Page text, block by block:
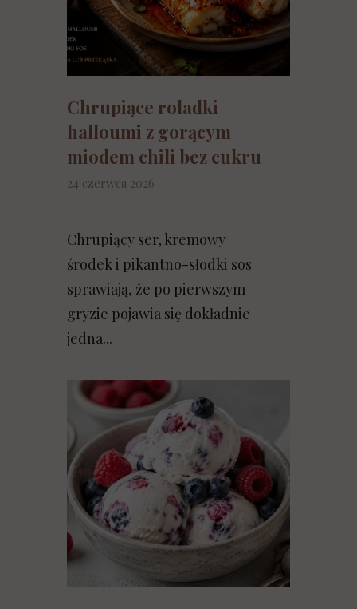
Chrupiące roladki
halloumi z gorącym
miodem chili bez cukru
24 czerwca 2026
Chrupiący ser, kremowy
środek i pikantno-słodki sos
sprawiają, że po pierwszym
gryzie pojawia się dokładnie
jedna...